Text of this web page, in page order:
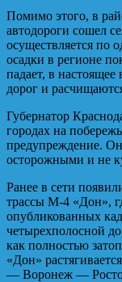
Помимо этого, в
автодороги сошел
осуществляется по
осадки в регионе
падает, в
дорог и
Губернатор
городах на
предупреждение.
осторожными и не
Ранее в сети
трассы М-4 «Дон»,
опубликованных
четырехполосной
как полностью
«Дон»
— Воронеж —